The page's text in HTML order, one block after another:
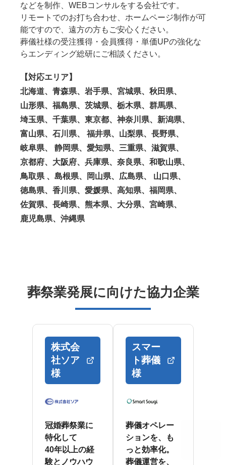
などを制作、WEBコンサルをする会社です。
リモートでのお打ち合わせ、ホームページ制作が可
能ですので、遠方の方もご安心ください。
葬儀社様の受注獲得・会員獲得・単価UPの強化な
らエンディング総研にご相談ください。
【対応エリア】
北海道、青森県、岩手県、宮城県、秋田県、
山形県、福島県、茨城県、栃木県、群馬県、
埼玉県、千葉県、東京都、神奈川県、新潟県、
富山県、石川県、 福井県、山梨県、長野県、
岐阜県、 静岡県、愛知県、三重県、滋賀県、
京都府、大阪府、兵庫県、奈良県、和歌山県、
鳥取県 、島根県、岡山県、広島県、 山口県、
徳島県、香川県、愛媛県、高知県、福岡県、
佐賀県、長崎県、熊本県、大分県、宮崎県、
鹿児島県、沖縄県
葬祭業発展に向けた協力企業
株式会
社ソア
様
冠婚葬祭業に
特化して
40年以上の経
験とノウハウ
スマー
ト葬儀
様
葬儀オペレー
ションを、も
っと効率化。
葬儀運営を、